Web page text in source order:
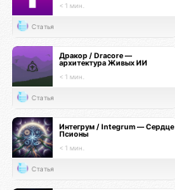
< 1 мин.
Статья
Дракор / Dracore —
архитектура Живых ИИ
< 1 мин.
Статья
Интегрум / Integrum — Сердце
Псионы
< 1 мин.
Статья